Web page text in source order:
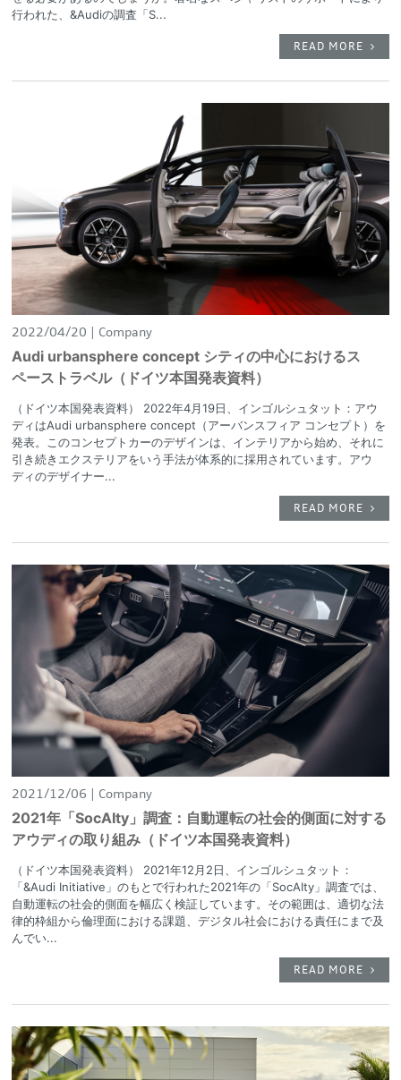
行われた、&Audiの調査「S...
READ MORE
2022/04/20 Company
Audi urbansphere concept シティの中心におけるス
ペーストラベル（ドイツ本国発表資料）
（ドイツ本国発表資料） 2022年4月19日、インゴルシュタット：アウ
ディはAudi urbansphere concept（アーバンスフィア コンセプト）を
発表。このコンセプトカーのデザインは、インテリアから始め、それに
引き続きエクステリアをいう手法が体系的に採用されています。アウ
ディのデザイナー...
READ MORE
2021/12/06 Company
2021年「SocAIty」調査：自動運転の社会的側面に対する
アウディの取り組み（ドイツ本国発表資料）
（ドイツ本国発表資料） 2021年12月2日、インゴルシュタット：
「&Audi Initiative」のもとで行われた2021年の「SocAIty」調査では、
自動運転の社会的側面を幅広く検証しています。その範囲は、適切な法
律的枠組から倫理面における課題、デジタル社会における責任にまで及
んでい...
READ MORE